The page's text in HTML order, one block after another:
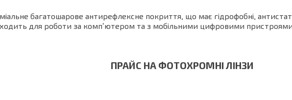
багатошарове антирефлексне покриття, що має гідрофобні,
для роботи за компʼютером та з мобільними цифровими
ПРАЙС НА ФОТОХРОМНІ ЛІНЗИ